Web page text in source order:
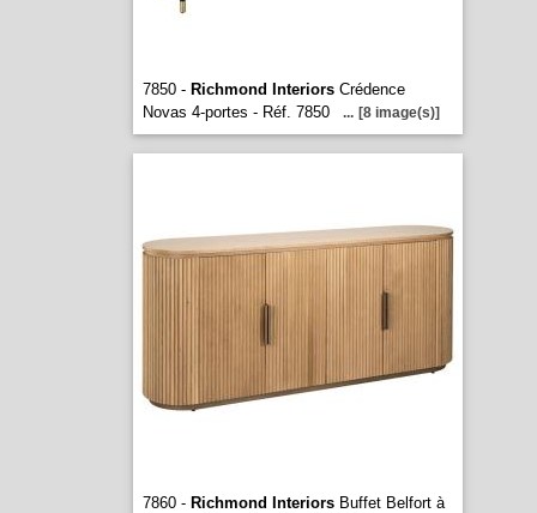
7850 - Richmond InteriorsCrédence
Novas 4-portes - Réf. 7850
... [8 image(s)]
7860 - Richmond InteriorsBuffet Belfort à